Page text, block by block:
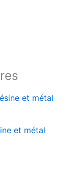
et métal